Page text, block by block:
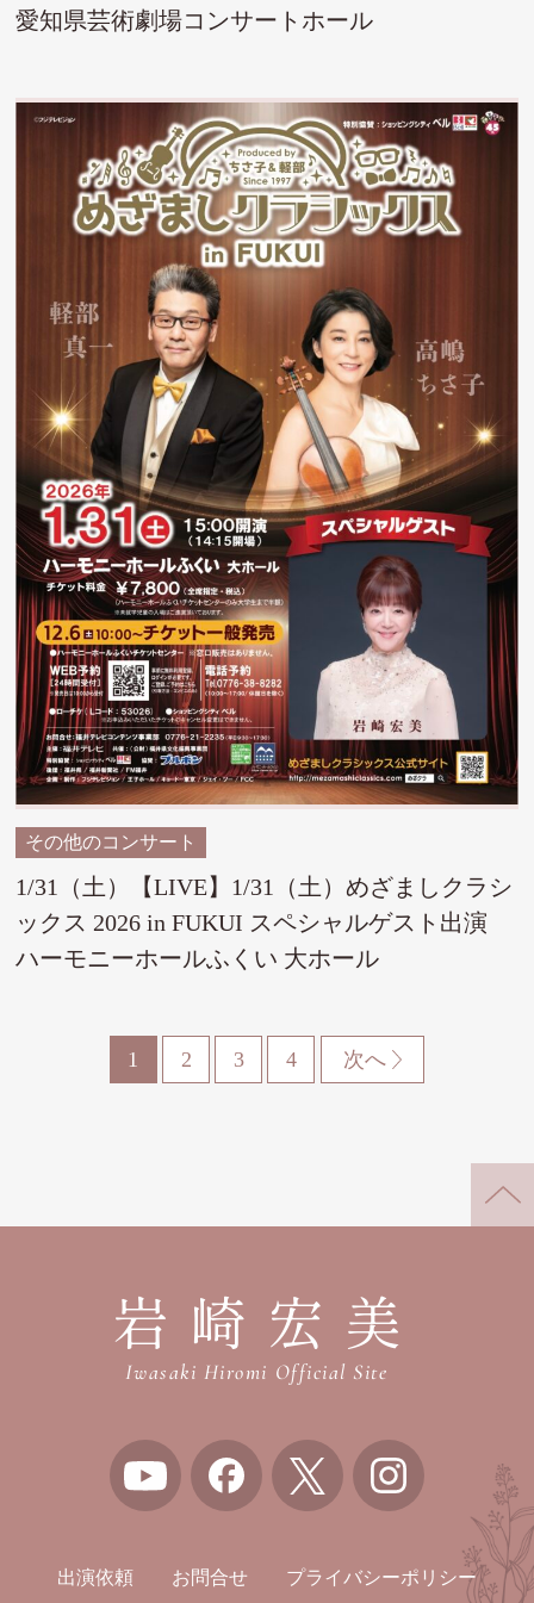
愛知県芸術劇場コンサートホール
その他のコンサート
1/31（土）【LIVE】1/31（土）めざましクラシ
ックス 2026 in FUKUI スペシャルゲスト出演
ハーモニーホールふくい 大ホール
1 2 3 4 次へ
岩崎宏美
Iwasaki Hiromi Official Site
出演依頼 お問合せ プライバシーポリシー